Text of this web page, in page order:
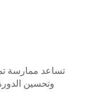
تساعد ممارسة
وتحسين